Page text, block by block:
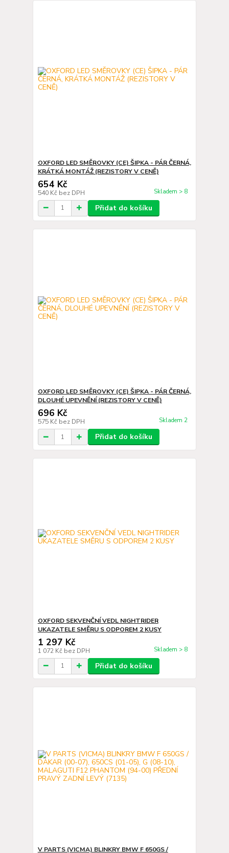
OXFORD LED SMĚROVKY (CE) ŠIPKA - PÁR ČERNÁ,
KRÁTKÁ MONTÁŽ (REZISTORY V CENĚ)
654 Kč
540 Kč bez DPH Skladem > 8
Přidat do košíku
OXFORD LED SMĚROVKY (CE) ŠIPKA - PÁR ČERNÁ,
DLOUHÉ UPEVNĚNÍ (REZISTORY V CENĚ)
696 Kč
575 Kč bez DPH Skladem 2
Přidat do košíku
OXFORD SEKVENČNÍ VEDL NIGHTRIDER
UKAZATELE SMĚRU S ODPOREM 2 KUSY
1 297 Kč
1 072 Kč bez DPH Skladem > 8
Přidat do košíku
V PARTS (VICMA) BLINKRY BMW F 650GS /